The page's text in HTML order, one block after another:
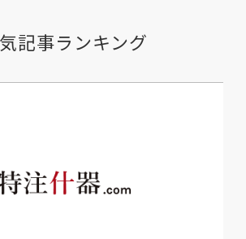
記事ランキング